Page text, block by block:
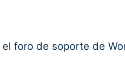
el foro de soporte de